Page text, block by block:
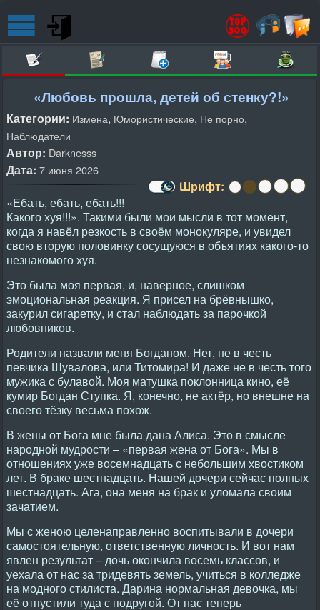
«Любовь прошла, детей об стенку?!»
Категории: Измена, Юмористические, Не порно,
Наблюдатели
Автор: Darknesss
Дата: 7 июня 2026
Шрифт:
«Ебать, ебать, ебать!!!
Какого хуя!!!». Такими были мои мысли в тот момент,
когда я навёл резкость в своём монокуляре, и увидел
свою вторую половинку сосущуюся в объятиях какого-то
незнакомого хуя.
Это была моя первая, и, наверное, слишком
эмоциональная реакция. Я присел на брёвнышко,
закурил сигаретку, и стал наблюдать за парочкой
любовников.
Родители назвали меня Богданом. Нет, не в честь
певчика Шувалова, или Титомира! И даже не в честь того
мужика с булавой. Моя матушка поклонница кино, её
кумир Богдан Ступка. Я, конечно, не актёр, но внешне на
своего тёзку весьма похож.
В жены от Бога мне была дана Алиса. Это в смысле
народной мудрости – «первая жена от Бога». Мы в
отношениях уже восемнадцать с небольшим хвостиком
лет. В браке шестнадцать. Нашей дочери сейчас полных
шестнадцать. Ага, она меня на брак и уломала своим
зачатием.
Мы с женою целенаправленно воспитывали в дочери
самостоятельную, ответственную личность. И вот нам
явлен результат – дочь окончила восемь классов, и
уехала от нас за тридевять земель, учиться в колледже
на модного стилиста. Дарина нормальная девочка, мы
её отпустили туда с подругой. От нас теперь